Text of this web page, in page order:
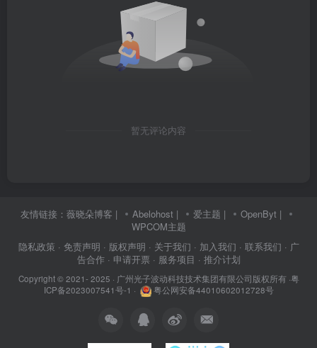
暂无评论内容
友情链接： 薇晓朵博客 | Abelohost | 爱主题 | OpenByt |
WPCOM主题
隐私政策 · 免责声明 · 版权声明 · 关于我们 · 加入我们 · 联系我们 · 广
告合作 · 申请开票 · 服务项目 · 推介计划
Copyright © 2021- 2025 · 广州光子波动科技技术集团有限公司版权所有·粤
ICP备2023007541号-1 · 粤公网安备44010602012728号